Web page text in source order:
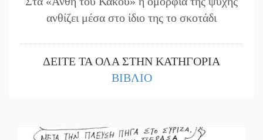
ανθίζει μέσα στο ίδιο της το σκοτάδι
ΔΕΙΤΕ ΤΑ ΟΛΑ ΣΤΗΝ ΚΑΤΗΓΟΡΙΑ
ΒΙΒΛΙΟ